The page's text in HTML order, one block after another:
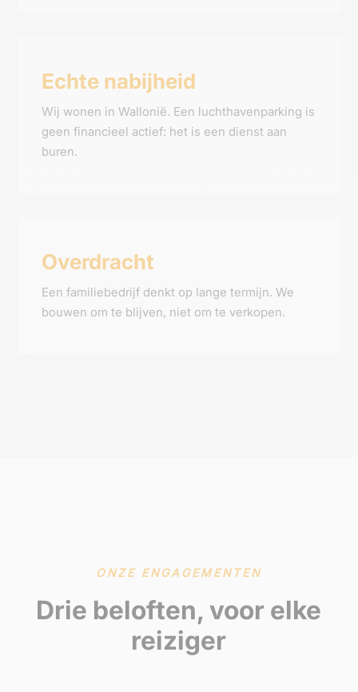
Echte nabijheid
Wij wonen in Wallonië. Een luchthavenparking is
geen financieel actief: het is een dienst aan
buren.
Overdracht
Een familiebedrijf denkt op lange termijn. We
bouwen om te blijven, niet om te verkopen.
ONZE ENGAGEMENTEN
Drie beloften, voor elke
reiziger